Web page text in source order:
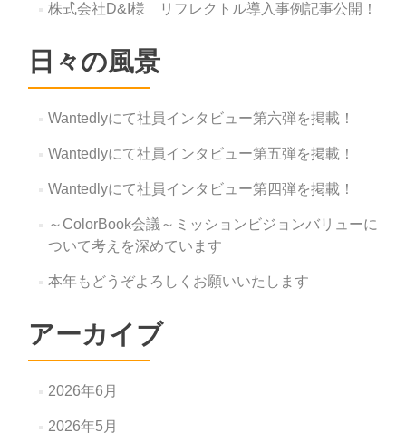
株式会社D&I様 リフレクトル導入事例記事公開！
日々の風景
Wantedlyにて社員インタビュー第六弾を掲載！
Wantedlyにて社員インタビュー第五弾を掲載！
Wantedlyにて社員インタビュー第四弾を掲載！
～ColorBook会議～ミッションビジョンバリューに
ついて考えを深めています
本年もどうぞよろしくお願いいたします
アーカイブ
2026年6月
2026年5月